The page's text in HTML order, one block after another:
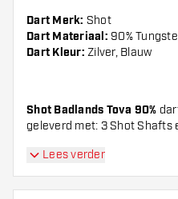
Dart Merk: Shot
Dart Materiaal: 90%
Dart Kleur: Zilver, Blauw
Shot Badlands Tova 90%
geleverd met: 3 Shot Shafts
Lees verder